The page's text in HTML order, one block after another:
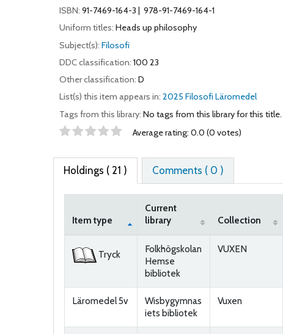
ISBN: 91-7469-164-3
978-91-7469-164-1
Uniform titles: Heads up philosophy
Subject(s): Filosofi
DDC classification: 100 23
Other classification: D
List(s) this item appears in: 2025 Filosofi Läromedel
Tags from this library: No tags from this library for this title.
Star ratings Average rating: 0.0 (0 votes)
Holdings ( 21 ) Comments ( 0 )
Item type
Current
library
Collection
Tryck
Folkhögskolan
Hemse
bibliotek
VUXEN
Läromedel 5v
Wisbygymnas
iets bibliotek
Vuxen